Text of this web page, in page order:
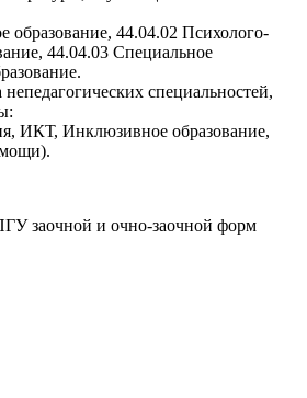
образование, 44.04.02 Психолого-
44.04.03 Специальное
специальностей,
ИКТ, Инклюзивное образование,
заочной и очно-заочной форм